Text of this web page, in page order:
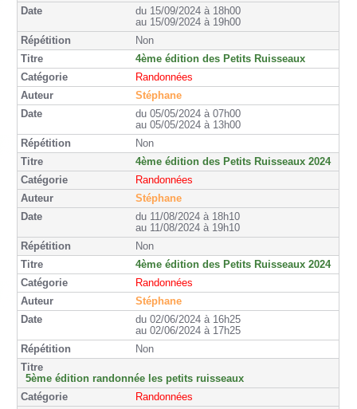
du 15/09/2024 à 18h00
au 15/09/2024 à 19h00
Non
4ème édition des Petits Ruisseaux
Randonnées
Stéphane
du 05/05/2024 à 07h00
au 05/05/2024 à 13h00
Non
4ème édition des Petits Ruisseaux 2024
Randonnées
Stéphane
du 11/08/2024 à 18h10
au 11/08/2024 à 19h10
Non
4ème édition des Petits Ruisseaux 2024
Randonnées
Stéphane
du 02/06/2024 à 16h25
au 02/06/2024 à 17h25
Non
5ème édition randonnée les petits ruisseaux
Randonnées